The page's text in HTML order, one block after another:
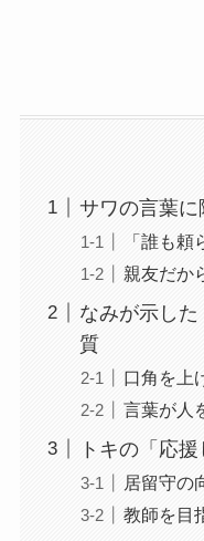
サワの言葉
「誰も
親友だか
なみが示し
質
口角を上
言葉が人
トキの「応
居留守の
教師を目